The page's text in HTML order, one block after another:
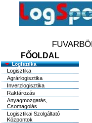
FŐOLDAL
Logisztika
Logisztika
Agrárlogisztika
Inverzlogisztika
Raktározás
Anyagmozgatás,
Csomagolás
Logisztikai Szolgáltató
Központok